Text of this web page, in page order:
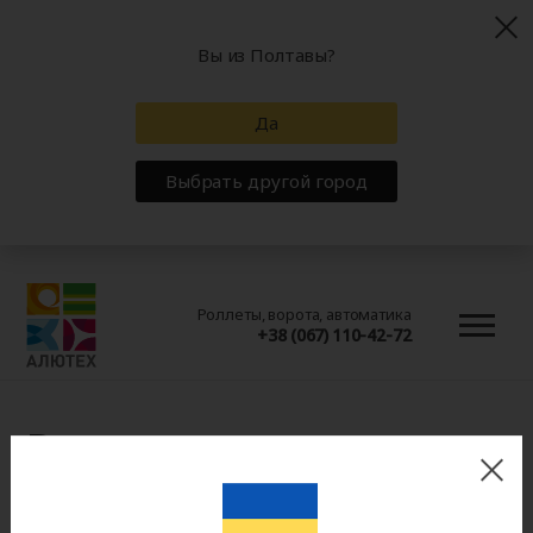
Роллеты, ворота, автоматика
+38 (067) 110-42-72
Вопросы и ответы
Вы из Полтавы?
Да
Выбрать другой город